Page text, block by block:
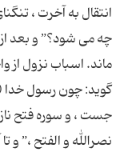
انتقال به آخرت ،
چه مى شود؟” و بعد
ماند. اسباب نزول از
گوید: چون رسول خدا
جست ، و سوره فتح